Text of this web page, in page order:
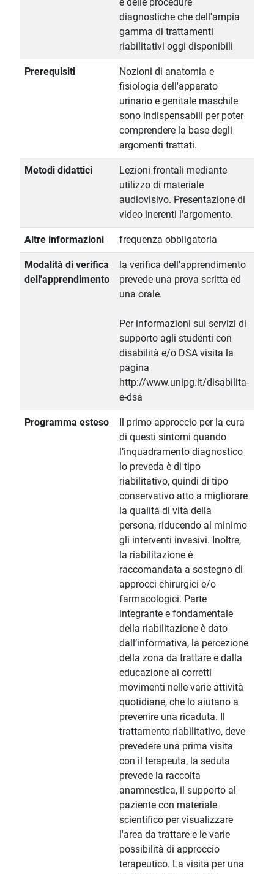
e delle procedure
diagnostiche che dell'ampia
gamma di trattamenti
riabilitativi oggi disponibili
Prerequisiti
Nozioni di anatomia e
fisiologia dell'apparato
urinario e genitale maschile
sono indispensabili per poter
comprendere la base degli
argomenti trattati.
Metodi didattici
Lezioni frontali mediante
utilizzo di materiale
audiovisivo. Presentazione di
video inerenti l'argomento.
Altre informazioni frequenza obbligatoria
Modalità di verifica
dell'apprendimento
la verifica dell'apprendimento
prevede una prova scritta ed
una orale.
Per informazioni sui servizi di
supporto agli studenti con
disabilità e/o DSA visita la
pagina
http://www.unipg.it/disabilita-
e-dsa
Programma esteso
Il primo approccio per la cura
di questi sintomi quando
l’inquadramento diagnostico
lo preveda è di tipo
riabilitativo, quindi di tipo
conservativo atto a migliorare
la qualità di vita della
persona, riducendo al minimo
gli interventi invasivi. Inoltre,
la riabilitazione è
raccomandata a sostegno di
approcci chirurgici e/o
farmacologici. Parte
integrante e fondamentale
della riabilitazione è dato
dall’informativa, la percezione
della zona da trattare e dalla
educazione ai corretti
movimenti nelle varie attività
quotidiane, che lo aiutano a
prevenire una ricaduta. Il
trattamento riabilitativo, deve
prevedere una prima visita
con il terapeuta, la seduta
prevede la raccolta
anamnestica, il supporto al
paziente con materiale
scientifico per visualizzare
l'area da trattare e le varie
possibilità di approccio
terapeutico. La visita per una